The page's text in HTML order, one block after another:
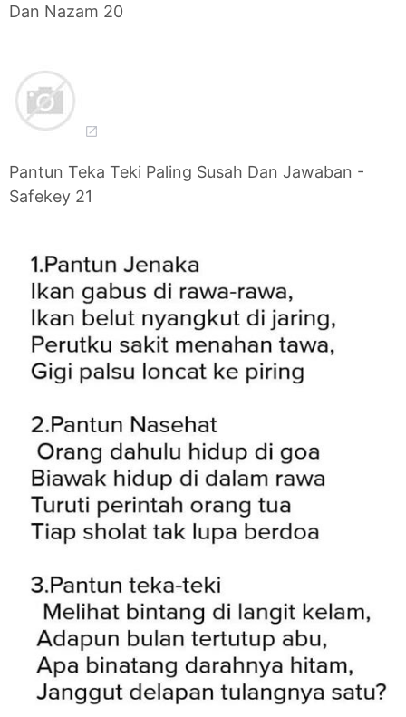
Dan Nazam 20
Pantun Teka Teki Paling Susah Dan Jawaban -
Safekey 21